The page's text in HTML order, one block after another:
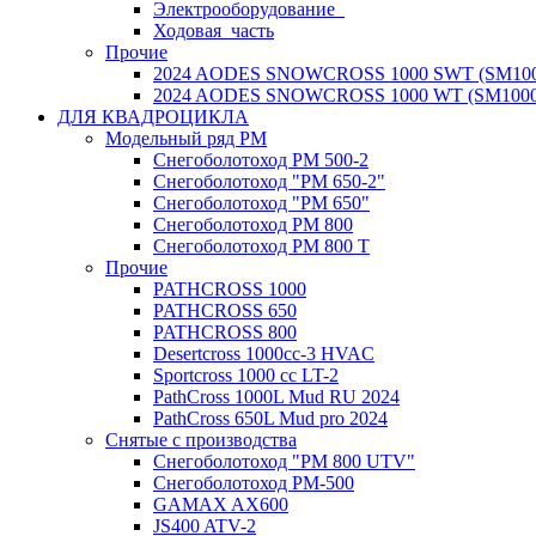
Электрооборудование_
Ходовая_часть
Прочие
2024 AODES SNOWCROSS 1000 SWT
2024 AODES SNOWCROSS 1000 WT
ДЛЯ КВАДРОЦИКЛА
Модельный ряд РМ
Снегоболотоход РМ 500-2
Снегоболотоход "РМ 650-2"
Снегоболотоход "РМ 650"
Снегоболотоход РМ 800
Снегоболотоход РМ 800 Т
Прочие
PATHCROSS 1000
PATHCROSS 650
PATHCROSS 800
Desertcross 1000cc-3 HVAC
Sportcross 1000 cc LT-2
PathCross 1000L Mud RU 2024
PathCross 650L Mud pro 2024
Снятые с производства
Снегоболотоход "РМ 800 UTV"
Снегоболотоход РМ-500
GAMAX AX600
JS400 ATV-2